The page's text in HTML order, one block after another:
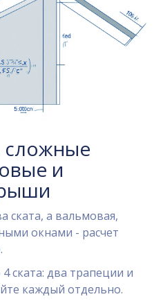
сложные
и
ската, а вальмовая,
окнами - расчет
4 ската: два трапеции и
каждый отдельно.